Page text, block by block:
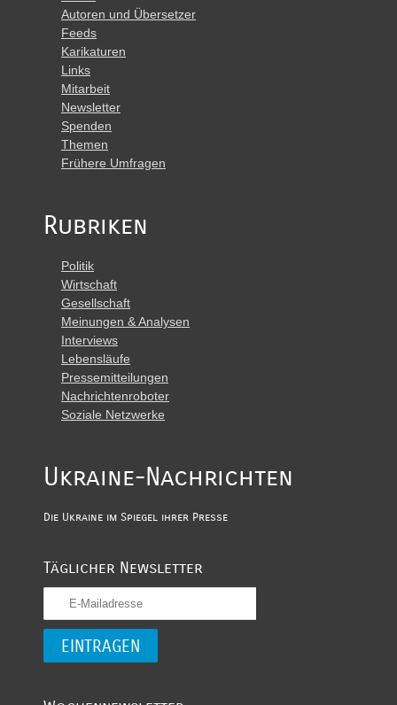
Autoren und Übersetzer
Feeds
Karikaturen
Links
Mitarbeit
Newsletter
Spenden
Themen
Frühere Umfragen
Rubriken
Politik
Wirtschaft
Gesellschaft
Meinungen & Analysen
Interviews
Lebensläufe
Pressemitteilungen
Nachrichtenroboter
Soziale Netzwerke
Ukraine-Nachrichten
Die Ukraine im Spiegel ihrer Presse
Täglicher Newsletter